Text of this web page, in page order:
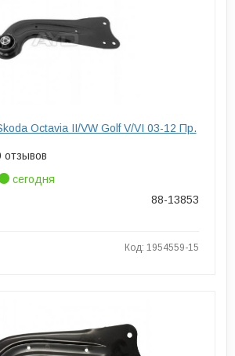
Octavia II/VW Golf V/VI 03-12 Пр.
отзывов
сегодня
88-13853
Код: 1954559-15